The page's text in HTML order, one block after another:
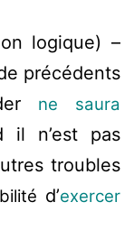
logique) –
précédents
ne saura
il n’est pas
troubles
d’exercer